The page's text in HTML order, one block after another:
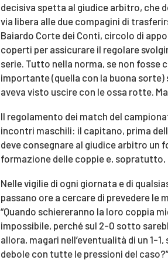
decisiva spetta al giudice arbitro, che
via libera alle due compagini di
Baiardo Corte dei Conti, circolo di
coperti per assicurare il regolare
serie. Tutto nella norma, se non fosse
importante (quella con la buona sorte)
aveva visto uscire con le ossa rotte.
Il regolamento dei match del
incontri maschili: il capitano, prima
deve consegnare al giudice arbitro un
formazione delle coppie e, sopratutto,
Nelle vigilie di ogni giornata e di
passano ore a cercare di prevedere le
“Quando schiereranno la loro coppia
impossibile, perché sul 2-0 sotto
allora, magari nell’eventualità di un 1-
debole con tutte le pressioni del